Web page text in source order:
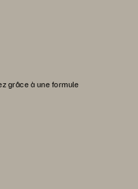
grâce à une formule